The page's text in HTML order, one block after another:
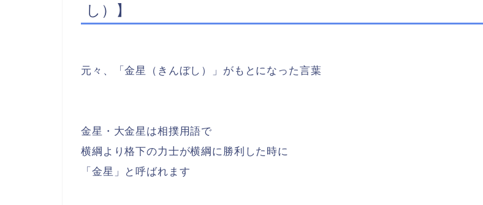
し）】
元々、「金星（きんぼし）」がもとになった言葉
金星・大金星は相撲用語で
横綱より格下の力士が横綱に勝利した時に
「金星」と呼ばれます